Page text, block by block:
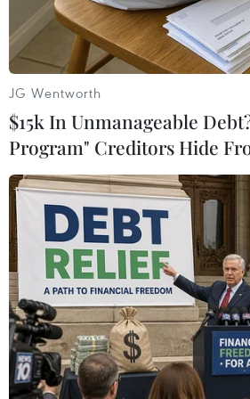
đó bảo vệ thành công chức vô
Nam Á.
Đội tuyển U23 Việt Nam vô địch Giải
(Ảnh: Nguyễn
Tối 29/7, đội tuyển U23 Việt
JG Wentworth
$15k In Unmanageable
Program" Creditors Hide